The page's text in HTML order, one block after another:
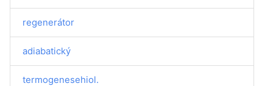
regenerátor
adiabatický
termogenesehiol.